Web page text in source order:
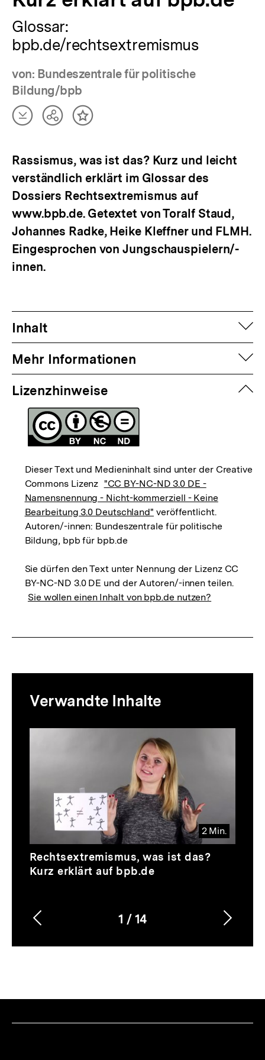
Glossar:
bpb.de/rechtsextremismus
von: Bundeszentrale für politische
Bildung/bpb
Artikel
herunterladen
TeilenInhalt
Rassismus, was ist das? Kurz und leicht
verständlich erklärt im Glossar des
Dossiers Rechtsextremismus auf
www.bpb.de. Getextet von Toralf Staud,
Johannes Radke, Heike Kleffner und FLMH.
Eingesprochen von Jungschauspielern/-
innen.
Inhalt
Mehr Informationen
Lizenzhinweise
Dieser Text und Medieninhalt sind unter der Creative
Commons Lizenz "CC BY-NC-ND 3.0 DE -
Namensnennung - Nicht-kommerziell - Keine
Bearbeitung 3.0 Deutschland" veröffentlicht.
Autoren/-innen: Bundeszentrale für politische
Bildung, bpb für bpb.de
Sie dürfen den Text unter Nennung der Lizenz CC
BY-NC-ND 3.0 DE und der Autoren/-innen teilen.
Sie wollen einen Inhalt von bpb.de nutzen?
zur
Thematik
Verwandte Inhalte
2 Min.
Video
Dauer
2
Rechtsextremismus, was ist das?
Kurz erklärt auf bpb.de
Karussellinhalt
1
von
/ 14
Vorherigen
Inhalt
Inhalt